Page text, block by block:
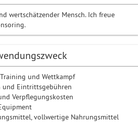
wertschätzender Mensch. Ich freue
und Wettkampf
und Eintrittsgebühren
Verpflegungskosten
vollwertige Nahrungsmittel